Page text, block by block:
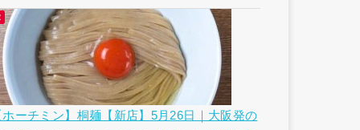
ホーチミン】桐麺【新店】5月26日｜大阪発の